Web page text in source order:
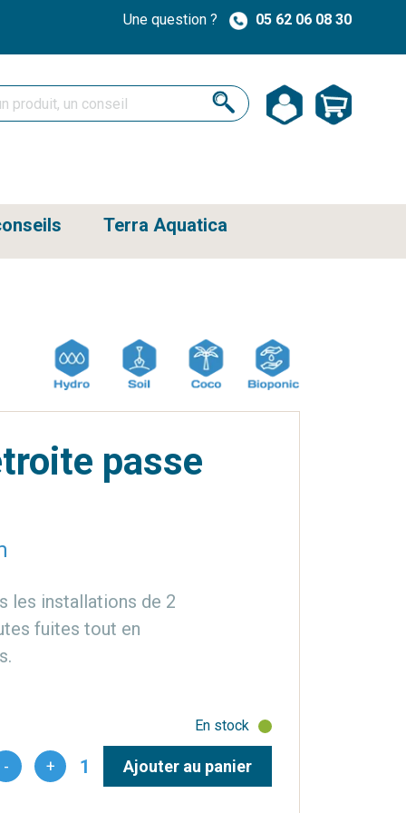
Une question ? 05 62 06 08 30
Terra Aquatica
passe
les installations de 2
fuites tout en
En stock
Ajouter au panier
- + 1